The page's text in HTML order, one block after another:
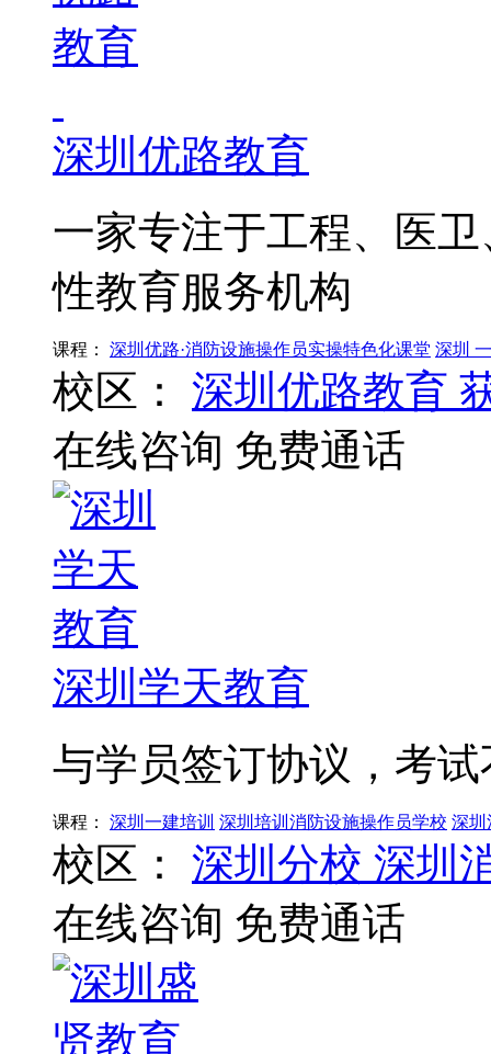
深圳优路教育
一家专注于工程、医
性教育服务机构
课程： 深圳优路·消防设施操作员实操特色化课堂 深圳
校区： 深圳优路教育
在线咨询 免费通话
深圳学天教育
与学员签订协议，考
课程： 深圳一建培训 深圳培训消防设施操作员学校 深圳
校区： 深圳分校 深圳
在线咨询 免费通话